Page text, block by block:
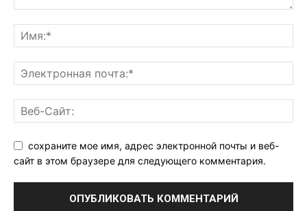
сохраните мое имя, адрес электронной почты и веб-
сайт в этом браузере для следующего комментария.